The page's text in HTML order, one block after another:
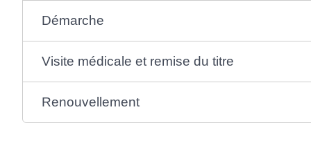
Démarche
Visite médicale et remise du titre
Renouvellement